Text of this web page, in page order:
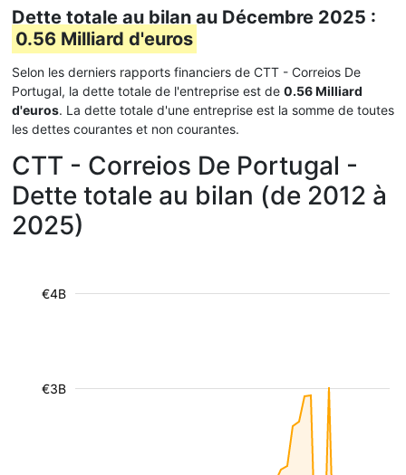
Dette totale au bilan au Décembre 2025 :
0.56 Milliard d'euros
Selon les derniers rapports financiers de CTT - Correios De
Portugal, la dette totale de l'entreprise est de 0.56 Milliard
d'euros. La dette totale d'une entreprise est la somme de toutes
les dettes courantes et non courantes.
CTT - Correios De Portugal -
Dette totale au bilan (de 2012 à
2025)
€3B
€4B